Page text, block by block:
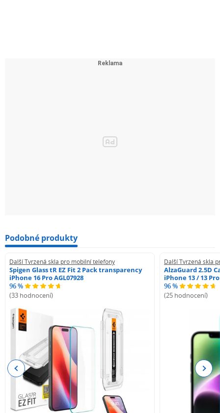
Podobné produkty
Další Tvrzená skla pro mobilní telefony
Spigen Glass tR EZ Fit 2 Pack transparency
iPhone 16 Pro AGL07928
96 %
(33 hodnocení)
Další Tvrzená skla
AlzaGuard 2.5D
iPhone 13 / 13 Pro
96 %
(25 hodnocení)
Previous Next